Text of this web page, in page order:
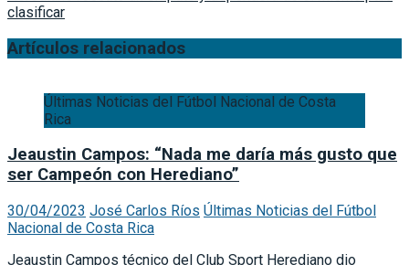
Herediano rescató un empate y dependerá de sí mismo para
Artículos relacionados
Últimas Noticias del Fútbol Nacional de Costa
Jeaustin Campos: “Nada me daría más gusto que
ser Campeón con Herediano”
30/04/2023 José Carlos Ríos